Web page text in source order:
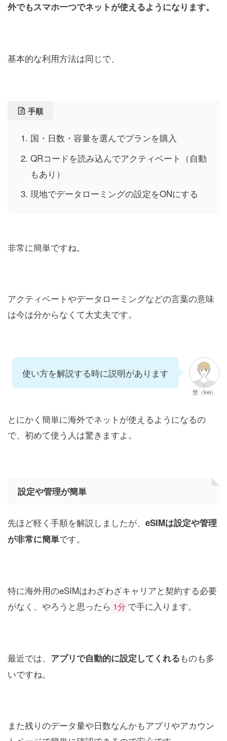
外でもスマホ一つでネットが使えるようになります。
基本的な利用方法は同じで、
手順
国・日数・容量を選んでプランを購入
QRコードを読み込んでアクティベート（自動
もあり）
現地でデータローミングの設定をONにする
非常に簡単ですね。
アクティベートやデータローミングなどの言葉の意味
は今は分からなくて大丈夫です。
使い方を解説する時に説明があります
慧（kei）
とにかく簡単に海外でネットが使えるようになるの
で、初めて使う人は驚きますよ。
設定や管理が簡単
先ほど軽く手順を解説しましたが、 eSIMは設定や管理
が非常に簡単です。
特に海外用のeSIMはわざわざキャリアと契約する必要
がなく、やろうと思ったら 1分 で手に入ります。
最近では、 アプリで自動的に設定してくれるものも多
いですね。
また残りのデータ量や日数なんかもアプリやアカウン